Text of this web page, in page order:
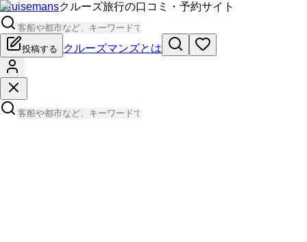
Cruisemansクルーズ旅行の口コミ・予約サイト
投稿する クルーズマンズとは